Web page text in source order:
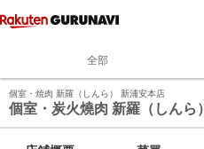
全部
個室・焼肉 新羅（しんら） 新浦安本店
個室・炭火燒肉 新羅（しんら